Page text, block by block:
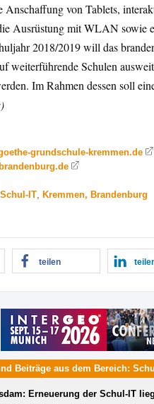
Anschaffung von Tablets,
Ausrüstung mit WLAN sowie
2018/2019 will das
weiterführende Schulen
Im Rahmen dessen soll
grundschule-kremmen.de
Schul-IT Kremmen, Brandenburg
teilen
Beiträge aus dem Bereich:
Erneuerung der Schul-IT